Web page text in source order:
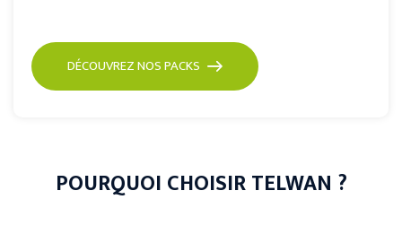
DÉCOUVREZ NOS PACKS
POURQUOI CHOISIR TELWAN ?